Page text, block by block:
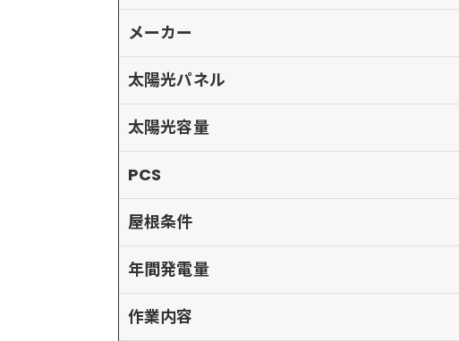
メーカー
太陽光パネル
太陽光容量
PCS
屋根条件
年間発電量
作業内容